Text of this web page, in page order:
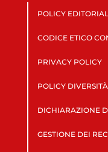
POLICY
CODICE ETICO
PRIVACY POLICY
POLICY DIVERSITÀ
DICHIARAZIONE
GESTIONE DEI